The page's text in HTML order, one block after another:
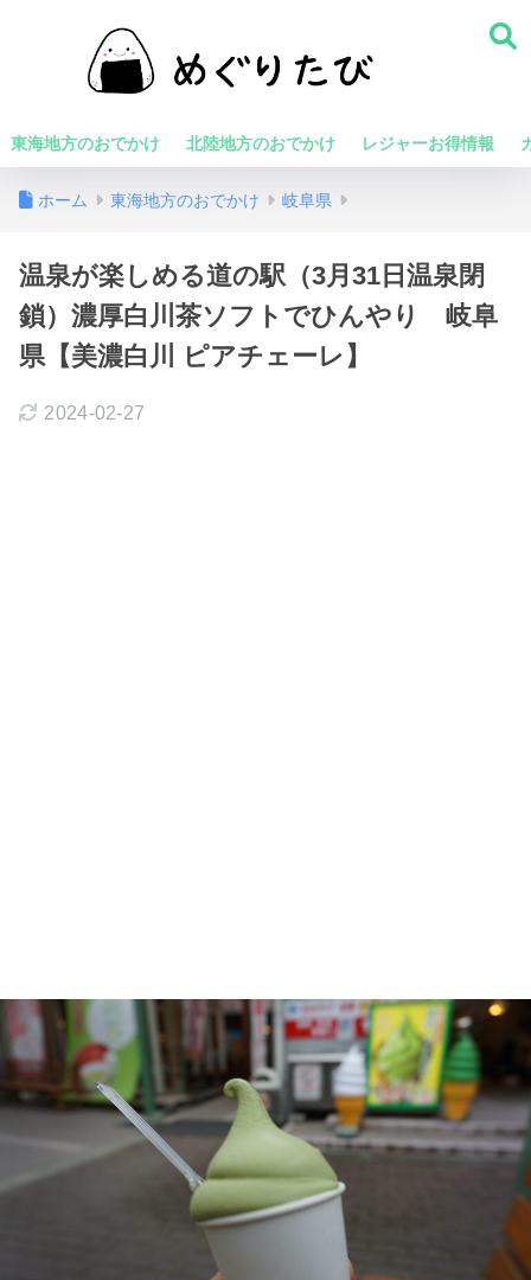
東海地方のおでかけ 北陸地方のおでかけ レジャーお得情報
ホーム 東海地方のおでかけ 岐阜県
温泉が楽しめる道の駅（3月31日温泉閉
鎖）濃厚白川茶ソフトでひんやり 岐阜
県【美濃白川 ピアチェーレ】
2024-02-27